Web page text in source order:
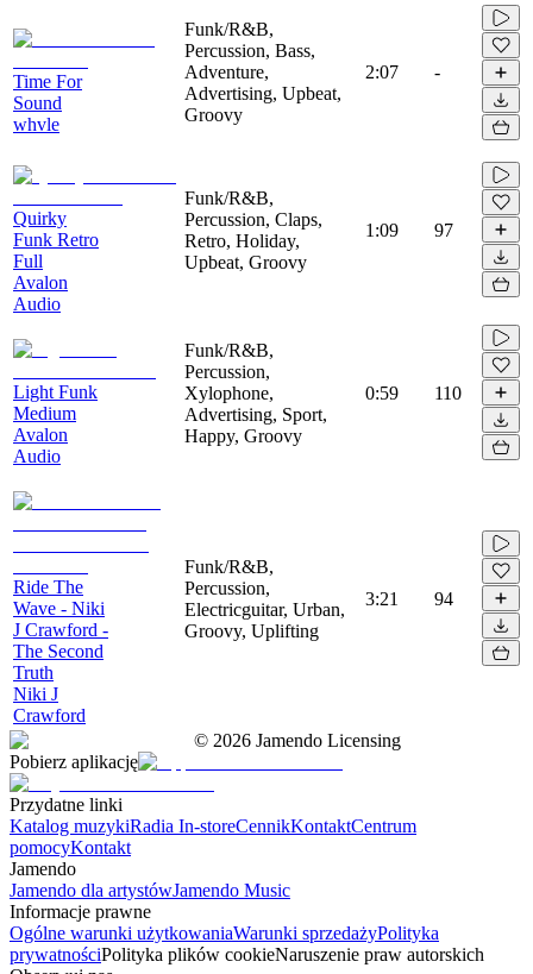
Time For
Sound
whvle
Funk/R&B,
Percussion, Bass,
Adventure,
Advertising, Upbeat,
Groovy
2:07 -
Quirky
Funk Retro
Full
Avalon
Audio
Funk/R&B,
Percussion, Claps,
Retro, Holiday,
Upbeat, Groovy
1:09 97
Light Funk
Medium
Avalon
Audio
Funk/R&B,
Percussion,
Xylophone,
Advertising, Sport,
Happy, Groovy
0:59 110
Ride The
Wave - Niki
J Crawford -
The Second
Truth
Niki J
Crawford
Funk/R&B,
Percussion,
Electricguitar, Urban,
Groovy, Uplifting
3:21 94
© 2026 Jamendo Licensing
Pobierz aplikację
Przydatne linki
Katalog muzykiRadia In-storeCennikKontaktCentrum
pomocyKontakt
Jamendo
Jamendo dla artystówJamendo Music
Informacje prawne
Ogólne warunki użytkowaniaWarunki sprzedażyPolityka
prywatnościPolityka plików cookieNaruszenie praw autorskich